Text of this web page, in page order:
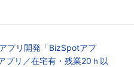
アプリ開発「BizSpotアプ
プリ／在宅有・残業20ｈ以